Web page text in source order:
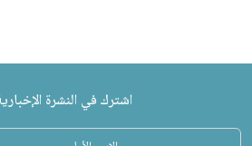
اشترك في النشرة